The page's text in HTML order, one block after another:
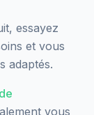
essayez
et vous
adaptés.
vous